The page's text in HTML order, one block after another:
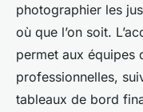
photographier les
où que l’on soit.
permet aux équipes
professionnelles,
tableaux de bord